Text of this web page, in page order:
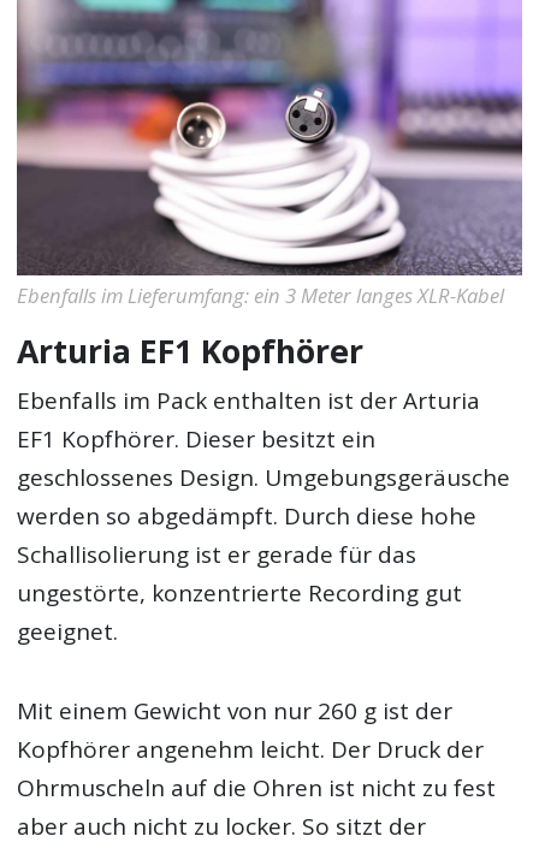
Ebenfalls im Lieferumfang: ein 3 Meter langes XLR-Kabel
Arturia EF1 Kopfhörer
Ebenfalls im Pack enthalten ist der Arturia
EF1 Kopfhörer. Dieser besitzt ein
geschlossenes Design. Umgebungsgeräusche
werden so abgedämpft. Durch diese hohe
Schallisolierung ist er gerade für das
ungestörte, konzentrierte Recording gut
geeignet.
Mit einem Gewicht von nur 260 g ist der
Kopfhörer angenehm leicht. Der Druck der
Ohrmuscheln auf die Ohren ist nicht zu fest
aber auch nicht zu locker. So sitzt der